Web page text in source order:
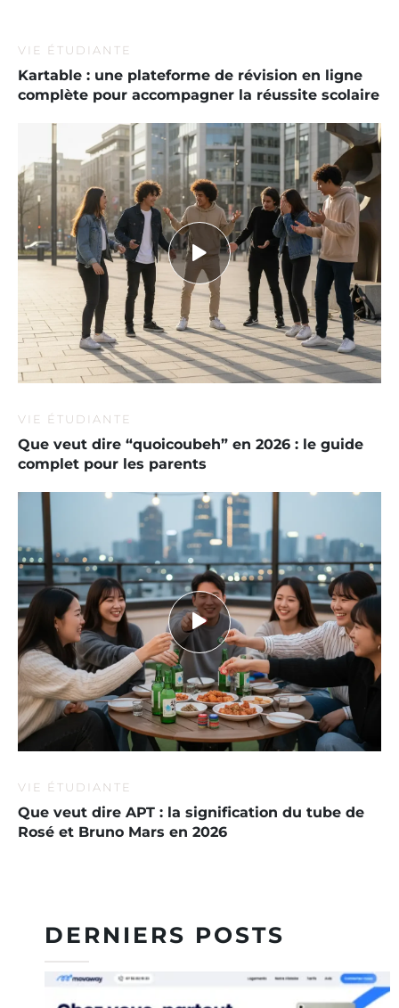
DERNIERS POSTS
VIE ÉTUDIANTE
Kartable : une plateforme de révision en ligne
complète pour accompagner la réussite scolaire
VIE ÉTUDIANTE
Que veut dire “quoicoubeh” en 2026 : le guide
complet pour les parents
VIE ÉTUDIANTE
Que veut dire APT : la signification du tube de
Rosé et Bruno Mars en 2026